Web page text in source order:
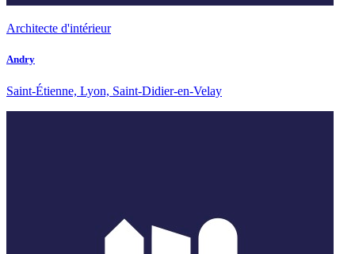
Architecte d'intérieur
Andry
Saint-Étienne, Lyon, Saint-Didier-en-Velay